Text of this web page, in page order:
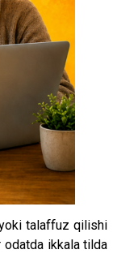
talaffuz qilishi
odatda ikkala tilda